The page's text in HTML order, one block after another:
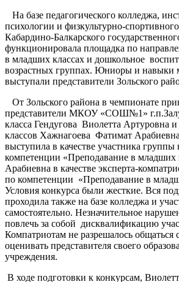
На базе педагогического колледжа,
психологии и физкультурно-
Кабардино-Балкарского
функционировала площадка по
в младших классах и дошкольное
возрастных группах. Юниоры и навыки
выступали представители Зольского
От Зольского района в чемпионате
представители МКОУ «СОШ№1»
класса Гендугова Виолетта Артуровна
классов Хажнагоева Фатимат
выступила в качестве участника
компетенции «Преподавание в младших
Арабиевна в качестве эксперта-
по компетенции «Преподавание в
Условия конкурса были жесткие. Вся
проходила также на базе колледжа и
самостоятельно. Незначительное
повлечь за собой дисквалификацию
Компатриотам не разрешалось общаться
оценивать представителя своего
учреждения.
В ходе подготовки к конкурсам,